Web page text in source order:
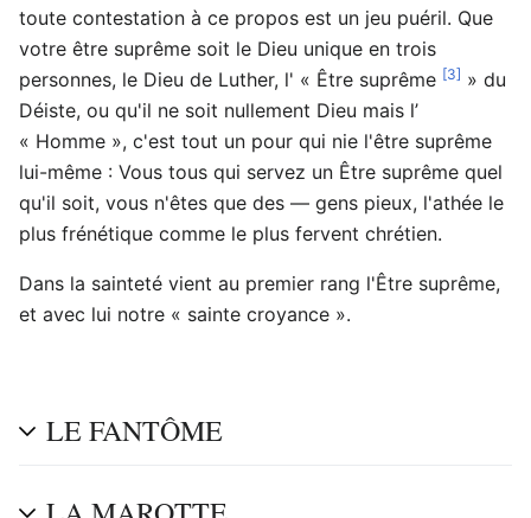
toute contestation à ce propos est un jeu puéril. Que
votre être suprême soit le Dieu unique en trois
personnes, le Dieu de Luther, l' « Être suprême [3] » du
Déiste, ou qu'il ne soit nullement Dieu mais l’
« Homme », c'est tout un pour qui nie l'être suprême
lui-même : Vous tous qui servez un Être suprême quel
qu'il soit, vous n'êtes que des — gens pieux, l'athée le
plus frénétique comme le plus fervent chrétien.
Dans la sainteté vient au premier rang l'Être suprême,
et avec lui notre « sainte croyance ».
LE FANTÔME